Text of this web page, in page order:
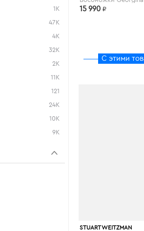
1K
47K
4K
32K
2K
11K
121
24K
10K
9K
15 990 ₽
С этими
theoutlet.ru
STUART WEITZMAN